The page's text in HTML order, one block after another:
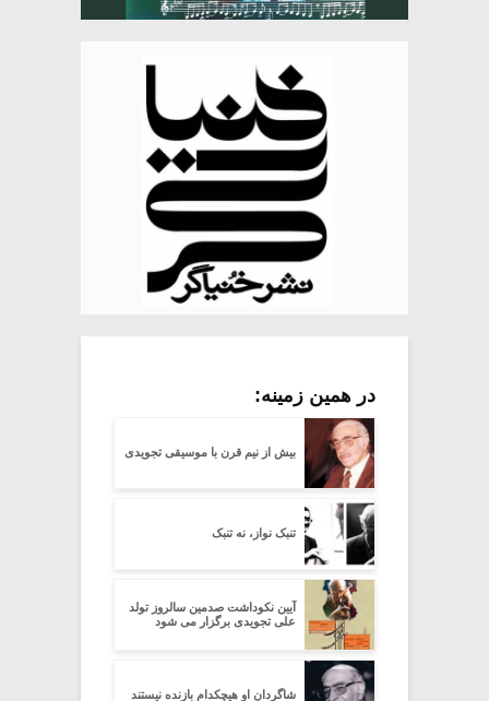
در همین زمینه:
بیش از نیم قرن با موسیقی تجویدی
تنبک نواز، نه تنبک
آیین نکوداشت صدمین سالروز تولد
علی تجویدی برگزار می شود
شاگردان او هیچکدام بازنده نیستند